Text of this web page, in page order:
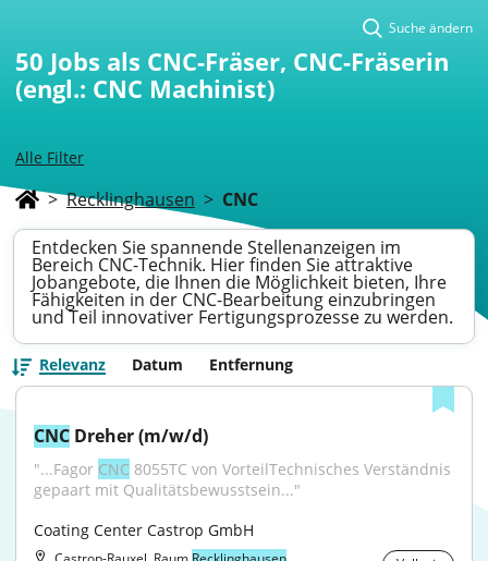
Alle Filter
Suche ändern
50 Jobs als CNC-Fräser, CNC-Fräserin
(engl.: CNC Machinist)
> Recklinghausen > CNC
Entdecken Sie spannende Stellenanzeigen im
Bereich CNC-Technik. Hier finden Sie attraktive
Jobangebote, die Ihnen die Möglichkeit bieten, Ihre
Fähigkeiten in der CNC-Bearbeitung einzubringen
und Teil innovativer Fertigungsprozesse zu werden.
Relevanz Datum Entfernung
CNC Dreher (m/w/d)
"...Fagor CNC 8055TC von VorteilTechnisches Verständnis
gepaart mit Qualitätsbewusstsein..."
Coating Center Castrop GmbH